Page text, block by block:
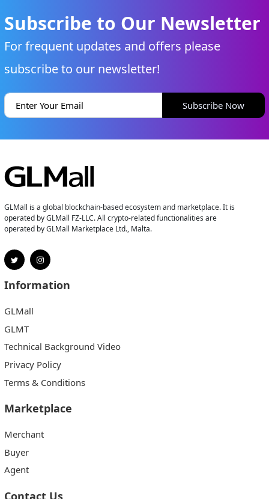
Subscribe to Our Newsletter
For frequent updates and offers please
subscribe to our newsletter!
Subscribe Now
GLMall is a global blockchain-based ecosystem and marketplace. It is
operated by GLMall FZ-LLC. All crypto-related functionalities are
operated by GLMall Marketplace Ltd., Malta.
Information
GLMall
GLMT
Technical Background Video
Privacy Policy
Terms & Conditions
Marketplace
Merchant
Buyer
Agent
Contact Us